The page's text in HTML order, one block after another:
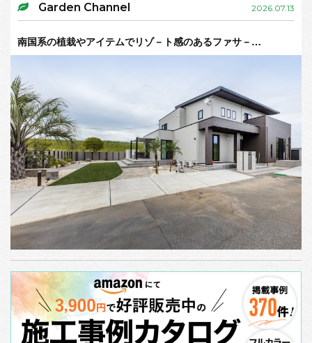
Garden Channel 2026.07.13
南国系の植栽やアイテムでリゾ－ト感のあるファサ－…